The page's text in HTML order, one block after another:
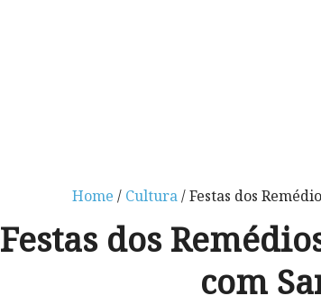
Home / Cultura/ Festas dos
Festas dos
com